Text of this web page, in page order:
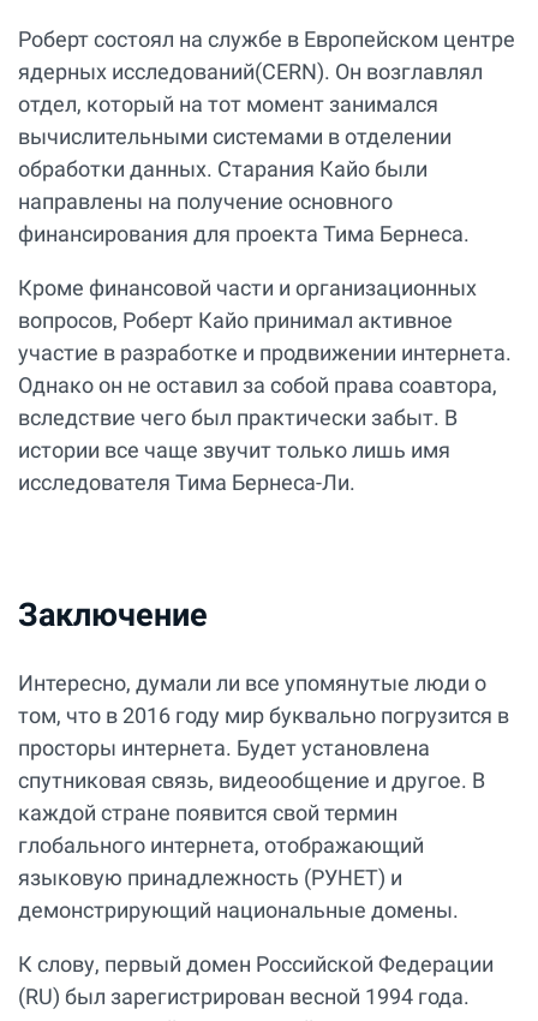
Роберт состоял на службе в Европейском центре
ядерных исследований(CERN). Он возглавлял
отдел, который на тот момент занимался
вычислительными системами в отделении
обработки данных. Старания Кайо были
направлены на получение основного
финансирования для проекта Тима Бернеса.
Кроме финансовой части и организационных
вопросов, Роберт Кайо принимал активное
участие в разработке и продвижении интернета.
Однако он не оставил за собой права соавтора,
вследствие чего был практически забыт. В
истории все чаще звучит только лишь имя
исследователя Тима Бернеса-Ли.
Заключение
Интересно, думали ли все упомянутые люди о
том, что в 2016 году мир буквально погрузится в
просторы интернета. Будет установлена
спутниковая связь, видеообщение и другое. В
каждой стране появится свой термин
глобального интернета, отображающий
языковую принадлежность (РУНЕТ) и
демонстрирующий национальные домены.
К слову, первый домен Российской Федерации
(RU) был зарегистрирован весной 1994 года.